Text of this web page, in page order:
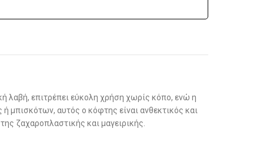
λαβή, επιτρέπει εύκολη χρήση χωρίς κόπο, ενώ η
ή μπισκότων, αυτός ο κόφτης είναι ανθεκτικός και
ζαχαροπλαστικής και μαγειρικής.